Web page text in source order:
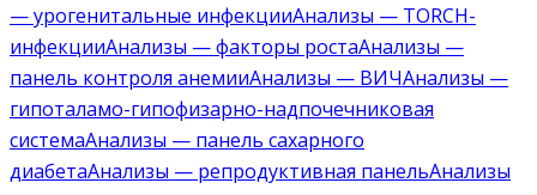
— урогенитальные инфекцииАнализы — TORCH-
инфекцииАнализы — факторы ростаАнализы —
панель контроля анемииАнализы — ВИЧАнализы —
гипоталамо-гипофизарно-надпочечниковая
системаАнализы — панель сахарного
диабетаАнализы — репродуктивная панельАнализы